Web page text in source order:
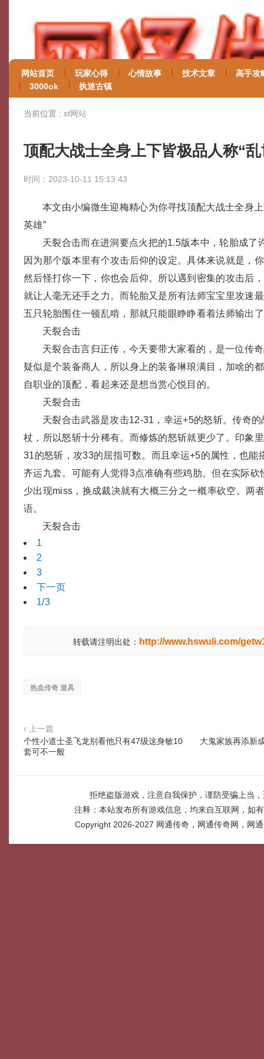
网站首页 玩家心得 心情故事 技术文章
高手攻
3000ok
执迷古镇
当前位置 : sf网站
顶配大战士全身上下皆极品人称“
时间：2023-10-11 15:13:43
本文由小编微生迎梅精心为你寻找顶配大战士全身
英雄”
天裂合击而在进洞要点火把的1.5版本中，轮胎成了
因为那个版本里有个攻击后仰的设定。具体来说就是，
然后怪打你一下，你也会后仰。所以遇到密集的攻击后
就让人毫无还手之力。而轮胎又是所有法师宝宝里攻速
五只轮胎围住一顿乱啃，那就只能眼睁睁看着法师输出
天裂合击
天裂合击言归正传，今天要带大家看的，是一位传
疑似是个装备商人，所以身上的装备琳琅满目，加啥的
自职业的顶配，看起来还是想当赏心悦目的。
天裂合击
天裂合击武器是攻击12-31，幸运+5的怒斩。传奇
杖，所以怒斩十分稀有。而修炼的怒斩就更少了。印象
31的怒斩，攻33的屈指可数。而且幸运+5的属性，也能
齐运九套。可能有人觉得3点准确有些鸡肋。但在实际砍
少出现miss，换成裁决就有大概三分之一概率砍空。两
语。
天裂合击
1
2
3
下一页
1/3
转载请注明出处： http://www.hswuli.com/
热血传奇 道具
上一篇
个性小道士圣飞龙别看他只有47级这身敏10
套可不一般
大鬼家族再添新
拒绝盗版游戏，注意自我保护，谨防受骗上当
注释：本站发布所有游戏信息，均来自互联网，如
Copyright 2026-2027 网通传奇，网通传奇网，网